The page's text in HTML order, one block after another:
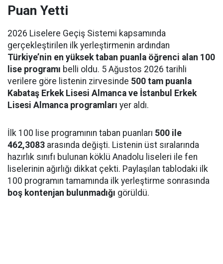
Puan Yetti
2026 Liselere Geçiş Sistemi kapsamında
gerçekleştirilen ilk yerleştirmenin ardından
Türkiye’nin en yüksek taban puanla öğrenci alan 100
lise programı belli oldu. 5 Ağustos 2026 tarihli
verilere göre listenin zirvesinde 500 tam puanla
Kabataş Erkek Lisesi Almanca ve İstanbul Erkek
Lisesi Almanca programları yer aldı.
İlk 100 lise programının taban puanları 500 ile
462,3083 arasında değişti. Listenin üst sıralarında
hazırlık sınıfı bulunan köklü Anadolu liseleri ile fen
liselerinin ağırlığı dikkat çekti. Paylaşılan tablodaki ilk
100 programın tamamında ilk yerleştirme sonrasında
boş kontenjan bulunmadığı görüldü.